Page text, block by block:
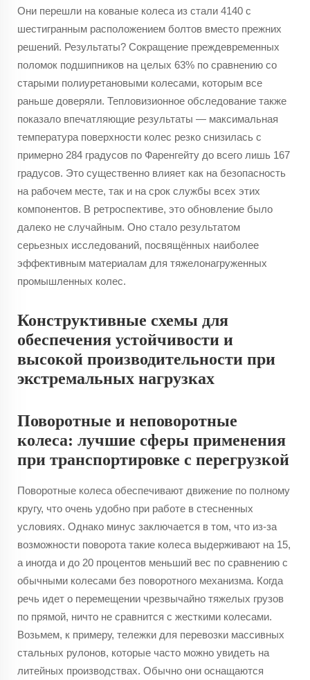
Они перешли на кованые колеса из стали 4140 с
шестигранным расположением болтов вместо прежних
решений. Результаты? Сокращение преждевременных
поломок подшипников на целых 63% по сравнению со
старыми полиуретановыми колесами, которым все
раньше доверяли. Тепловизионное обследование также
показало впечатляющие результаты — максимальная
температура поверхности колес резко снизилась с
примерно 284 градусов по Фаренгейту до всего лишь 167
градусов. Это существенно влияет как на безопасность
на рабочем месте, так и на срок службы всех этих
компонентов. В ретроспективе, это обновление было
далеко не случайным. Оно стало результатом
серьезных исследований, посвящённых наиболее
эффективным материалам для тяжелонагруженных
промышленных колес.
Конструктивные схемы для
обеспечения устойчивости и
высокой производительности при
экстремальных нагрузках
Поворотные и неповоротные
колеса: лучшие сферы применения
при транспортировке с перегрузкой
Поворотные колеса обеспечивают движение по полному
кругу, что очень удобно при работе в стесненных
условиях. Однако минус заключается в том, что из-за
возможности поворота такие колеса выдерживают на 15,
а иногда и до 20 процентов меньший вес по сравнению с
обычными колесами без поворотного механизма. Когда
речь идет о перемещении чрезвычайно тяжелых грузов
по прямой, ничто не сравнится с жесткими колесами.
Возьмем, к примеру, тележки для перевозки массивных
стальных рулонов, которые часто можно увидеть на
литейных производствах. Обычно они оснащаются